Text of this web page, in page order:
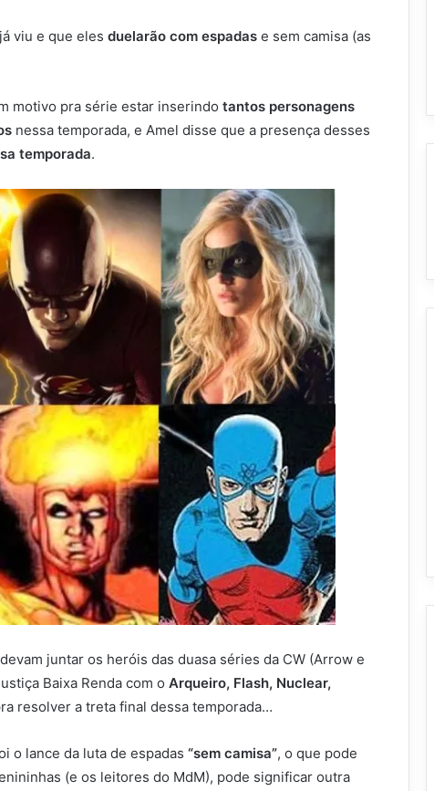
viu e que eles duelarão com espadas e sem camisa (as
motivo pra série estar inserindo tantos personagens
nessa temporada, e Amel disse que a presença desses
temporada.
juntar os heróis das duasa séries da CW (Arrow e
Baixa Renda com o Arqueiro, Flash, Nuclear,
resolver a treta final dessa temporada…
o lance da luta de espadas “sem camisa”, o que pode
(e os leitores do MdM), pode significar outra